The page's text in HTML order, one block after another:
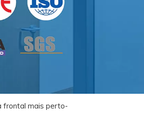
frontal mais perto-